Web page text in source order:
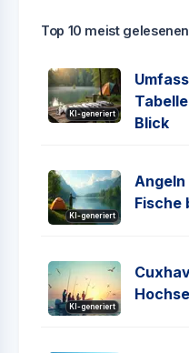
Top 10 meist
KI-generiert
Blick
KI-generiert
Angeln
Fische
KI-generiert